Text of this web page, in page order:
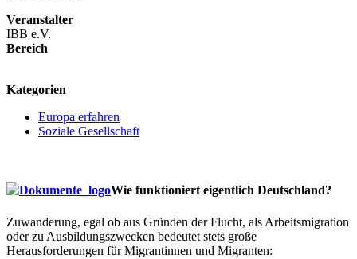
Veranstalter
IBB e.V.
Bereich
Kategorien
Europa erfahren
Soziale Gesellschaft
Wie funktioniert eigentlich Deutschland?
Zuwanderung, egal ob aus Gründen der Flucht, als Arbeitsmigration
oder zu Ausbildungszwecken bedeutet stets große
Herausforderungen für Migrantinnen und Migranten: